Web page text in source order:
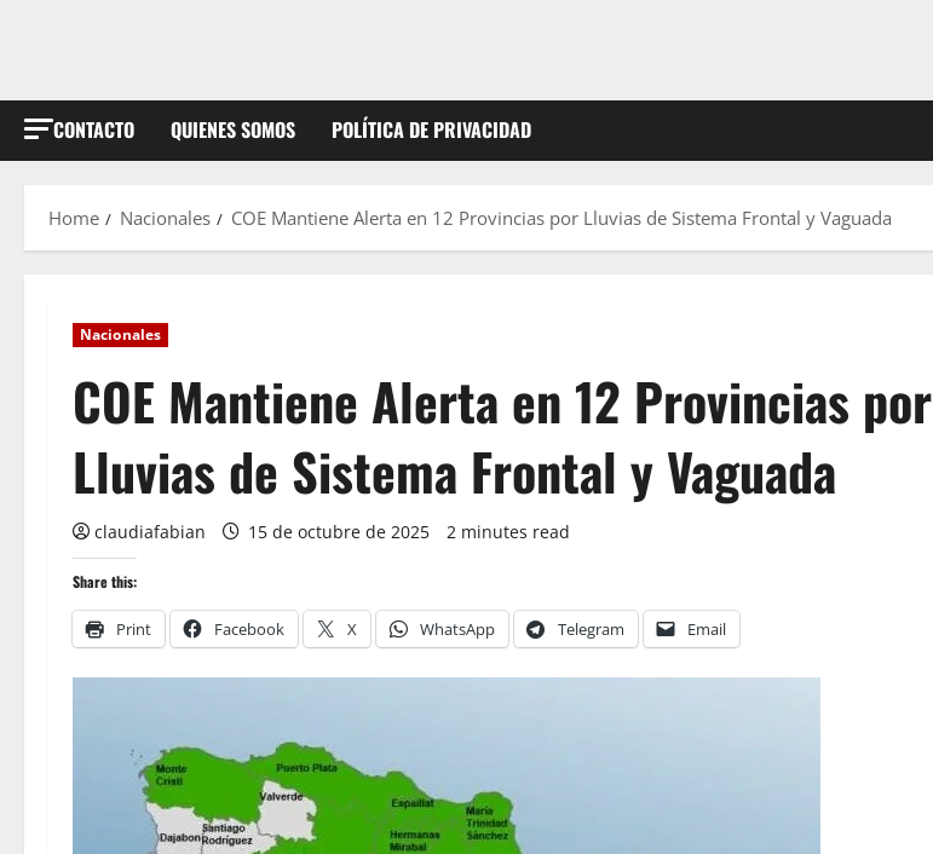
CONTACTO QUIENES SOMOS POLÍTICA DE PRIVACIDAD
Home Nacionales COE Mantiene Alerta en 12 Provincias por Lluvias de Sistema Frontal y Vaguada
Nacionales
COE Mantiene Alerta en 12 Provincias por
Lluvias de Sistema Frontal y Vaguada
claudiafabian 15 de octubre de 2025 2 minutes read
Share this:
Print Facebook X WhatsApp Telegram Email